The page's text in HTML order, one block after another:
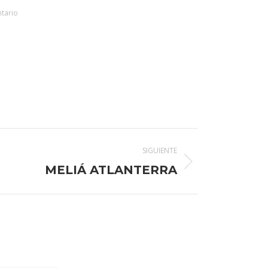
SIGUIENTE
MELIÁ ATLANTERRA